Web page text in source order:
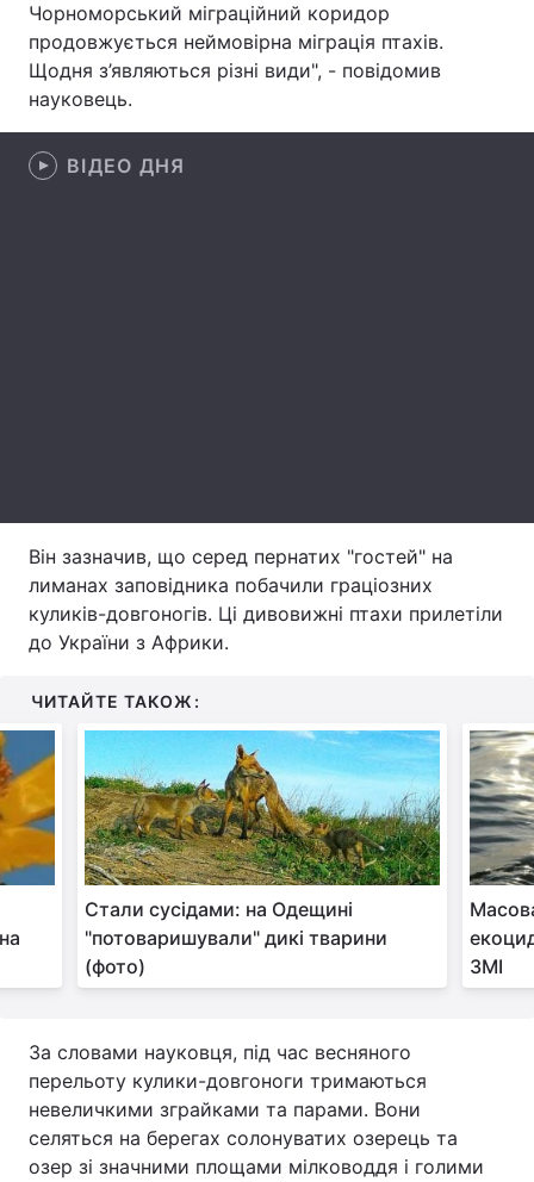
Туризм
Цікавинки Погода
Екологія Регіони
Чорноморський міграційний коридор
продовжується неймовірна міграція птахів.
Щодня з’являються різні види", - повідомив
науковець.
ВІДЕО ДНЯ
Він зазначив, що серед пернатих "гостей" на
лиманах заповідника побачили граціозних
куликів-довгоногів. Ці дивовижні птахи прилетіли
до України з Африки.
ЧИТАЙТЕ ТАКОЖ:
Стали сусідами: на Одещині
"потоваришували" дикі тварини
(фото)
ЗМІ
За словами науковця, під час весняного
перельоту кулики-довгоноги тримаються
невеличкими зграйками та парами. Вони
селяться на берегах солонуватих озерець та
озер зі значними площами мілководдя і голими